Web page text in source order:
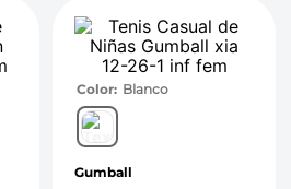
Color Blanco
Gumball